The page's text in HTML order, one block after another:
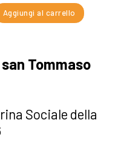
Aggiungi al carrello
Tommaso
Sociale della